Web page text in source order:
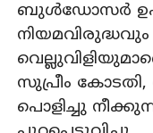
ബുള്‍ഡോസര്‍
സുപ്രീം
പൊളിച്ചു